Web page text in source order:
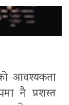
आवश्यकता
नै प्रशस्त